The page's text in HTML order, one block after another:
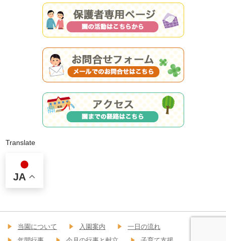
Translate
JA
当園について 入園案内
一日の流れ